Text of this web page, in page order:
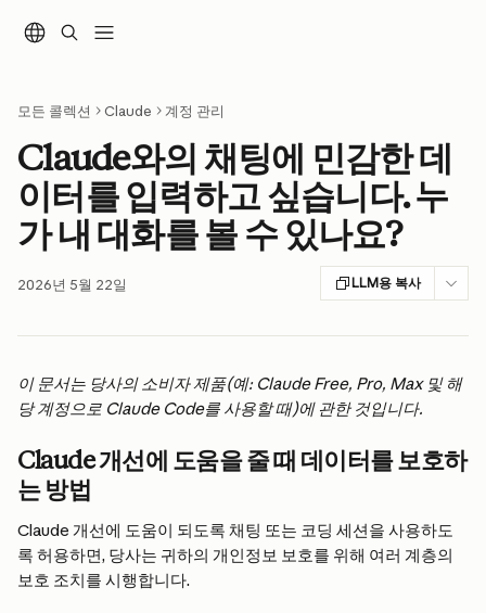
모든 콜렉션 Claude 계정 관리
Claude와의 채팅에 민감한 데
이터를 입력하고 싶습니다. 누
가 내 대화를 볼 수 있나요?
2026년 5월 22일 LLM용 복사
이 문서는 당사의 소비자 제품(예: Claude Free, Pro, Max 및 해
당 계정으로 Claude Code를 사용할 때)에 관한 것입니다.
Claude 개선에 도움을 줄 때 데이터를 보호하
는 방법
Claude 개선에 도움이 되도록 채팅 또는 코딩 세션을 사용하도
록 허용하면, 당사는 귀하의 개인정보 보호를 위해 여러 계층의
보호 조치를 시행합니다.